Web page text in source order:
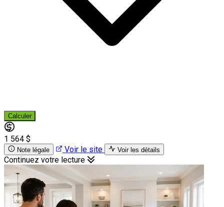
Calculer
1 564 $
Note légale Voir le site Voir les détails
Continuez votre lecture